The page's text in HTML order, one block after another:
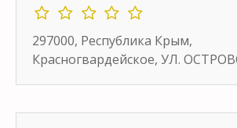
297000, Республика Крым,
Красногвардейское, УЛ.